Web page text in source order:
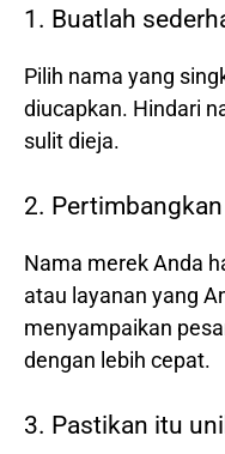
1. Buatlah
Pilih nama yang
diucapkan. Hindari
sulit dieja.
2.
Nama merek Anda
atau layanan yang
menyampaikan
dengan lebih cepat.
3. Pastikan itu